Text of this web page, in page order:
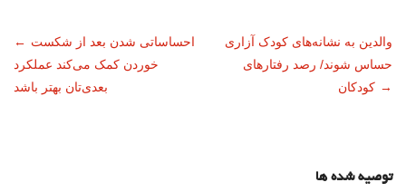
ناوبری
نوشته
← احساساتی شدن بعد از شکست
خوردن کمک می‌کند عملکرد‌
بعدی‌تان بهتر باشد
والدین به نشانه‌های کودک آزاری
حساس شوند/ رصد رفتارهای
کودکان →
توصیه شده ها